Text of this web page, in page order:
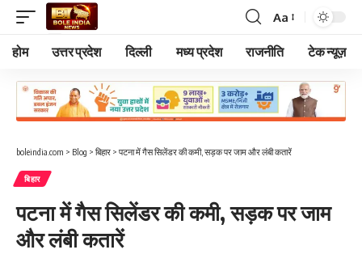
Font
Resizer
Aa
होम उत्तर प्रदेश दिल्ली मध्य प्रदेश राजनीति टेक न्यूज़
boleindia.com > Blog > बिहार > पटना में गैस सिलेंडर की कमी, सड़क पर जाम और लंबी कतारें
बिहार
पटना में गैस सिलेंडर की कमी, सड़क पर जाम
और लंबी कतारें